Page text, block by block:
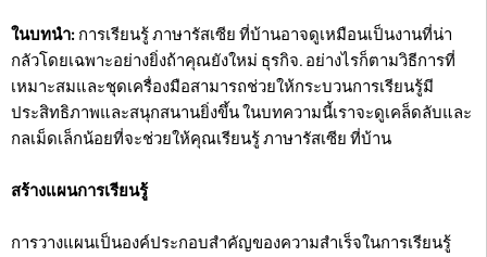
ในบทนำ: การเรียนรู้ ภาษารัสเซีย ที่บ้านอาจดูเหมือนเป็นงานที่น่า
กลัวโดยเฉพาะอย่างยิ่งถ้าคุณยังใหม่ ธุรกิจ. อย่างไรก็ตามวิธีการที่
เหมาะสมและชุดเครื่องมือสามารถช่วยให้กระบวนการเรียนรู้มี
ประสิทธิภาพและสนุกสนานยิ่งขึ้น ในบทความนี้เราจะดูเคล็ดลับและ
กลเม็ดเล็กน้อยที่จะช่วยให้คุณเรียนรู้ ภาษารัสเซีย ที่บ้าน
สร้างแผนการเรียนรู้
การวางแผนเป็นองค์ประกอบสำคัญของความสำเร็จในการเรียนรู้